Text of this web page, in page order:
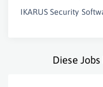
IKARUS Security
Diese